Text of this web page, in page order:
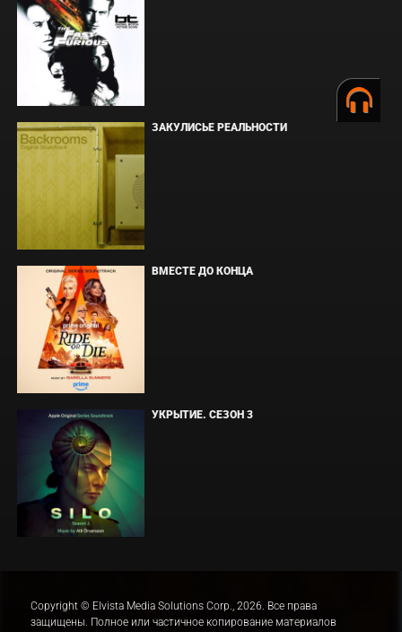
ЗАКУЛИСЬЕ РЕАЛЬНОСТИ
ВМЕСТЕ ДО КОНЦА
УКРЫТИЕ. СЕЗОН 3
Copyright © Elvista Media Solutions Corp., 2026. Все права
защищены. Полное или частичное копирование материалов